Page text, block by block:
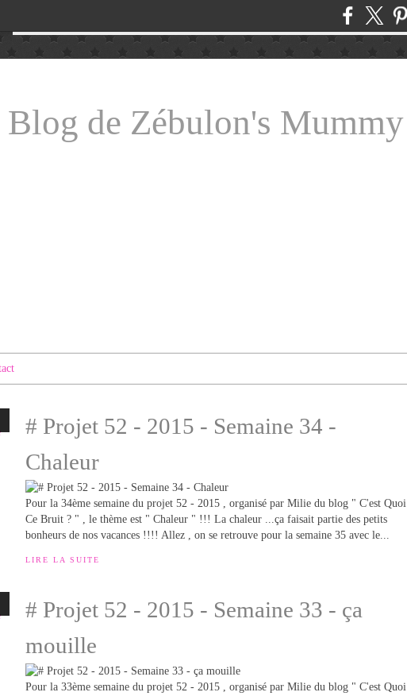
Blog de Zébulon's Mummy
# Projet 52 - 2015 - Semaine 34 -
Chaleur
Pour la 34ème semaine du projet 52 - 2015 , organisé par Milie du blog " C'est Quoi
Ce Bruit ? " , le thème est " Chaleur " !!! La chaleur ...ça faisait partie des petits
bonheurs de nos vacances !!!! Allez , on se retrouve pour la semaine 35 avec le...
LIRE LA SUITE
# Projet 52 - 2015 - Semaine 33 - ça
mouille
Pour la 33ème semaine du projet 52 - 2015 , organisé par Milie du blog " C'est Quoi